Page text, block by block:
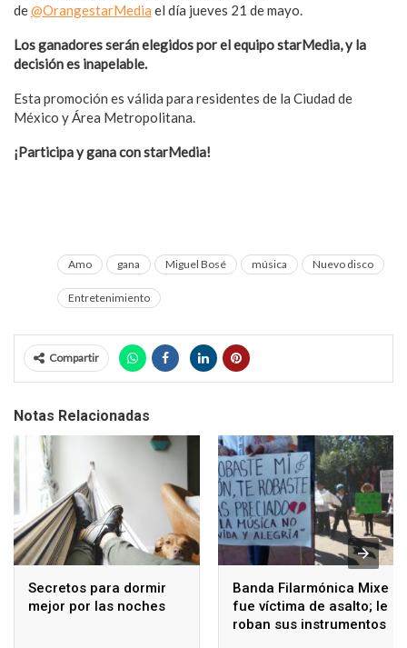
de@OrangestarMedia el día jueves 21 de mayo.
Los ganadores serán elegidos por el equipo starMedia, y la
decisión es inapelable.
Esta promoción es válida para residentes de la Ciudad de
México y Área Metropolitana.
¡Participa y gana con starMedia!
Amo gana Miguel Bosé música Nuevo disco
Entretenimiento
Compartir
Notas Relacionadas
Secretos para dormir
mejor por las noches
Banda Filarmónica Mixe
fue víctima de asalto; le
roban sus instrumentos